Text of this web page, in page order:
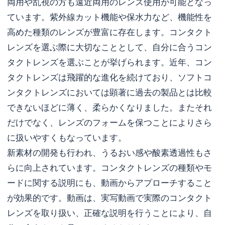
ています。紫外線カット機能や保水力など、機能性を
高めた種類のレンズが豊富に存在します。コンタクト
レンズを選ぶ際に大切なこととして、自分に合うコン
タクトレンズを選ぶことが挙げられます。近年、コン
タクトレンズは飛躍的な進化を続けており、ソフトコ
ンタクトレンズにおいては顕著に過去の製品とは比較
できないほどに薄く、柔らかくなりました。またそれ
だけでなく、レンズのフォームを保つことによりさら
に扱いやすくもなっています。
新素材の開発も行われ、うるおい感や酸素透過性もさ
らに向上されています。コンタクトレンズの種類やモ
ードに関する説明にも、動画からアプローチすること
が効果的です。動画は、実写動画で実際のコンタクト
レンズを取り扱い、正確な説明を行うことにより、自